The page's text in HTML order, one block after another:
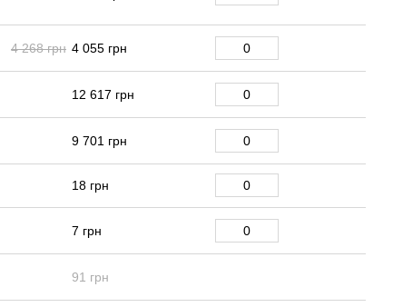
4 268 грн 4 055 грн
12 617 грн
9 701 грн
18 грн
7 грн
91 грн